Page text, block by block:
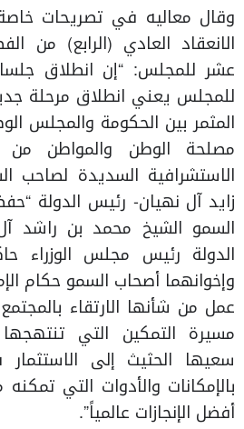
وقال معاليه في تصريحات
الانعقاد العادي (الرابع) من
عشر للمجلس: “إن انطلاق جلسات
للمجلس يعني انطلاق مرحلة
المثمر بين الحكومة والمجلس
مصلحة الوطن والمواطن من
الاستشرافية السديدة لصاحب
زايد آل نهيان- رئيس الدولة
السمو الشيخ محمد بن راشد
الدولة رئيس مجلس الوزراء
وإخوانهما أصحاب السمو حكام
عمل من شأنها الارتقاء
مسيرة التمكين التي
سعيها الحثيث إلى
بالإمكانات والأدوات التي
أفضل الإنجازات عالمياً”.